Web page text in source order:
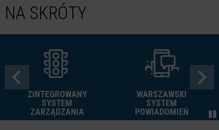
NA SKRÓTY
ZINTEGROWANY
SYSTEM
ZARZĄDZANIA
WARSZAWSKI
SYSTEM
POWIADOMIEŃ